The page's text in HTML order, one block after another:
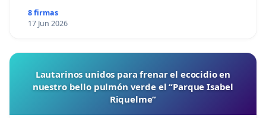
8 firmas
17 Jun 2026
Lautarinos unidos para frenar el ecocidio en
nuestro bello pulmón verde el “Parque Isabel
Riquelme”